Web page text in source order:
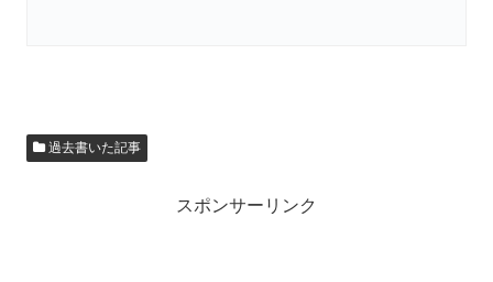
過去書いた記事
スポンサーリンク